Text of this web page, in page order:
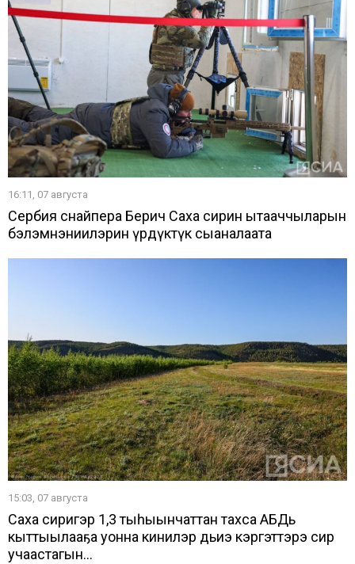
16:11, 07 августа
Сербия снайпера Берич Саха сирин ытааччыларын
бэлэмнэниилэрин үрдүктүк сыаналаата
15:03, 07 августа
Саха сиригэр 1,3 тыһыынчаттан тахса АБДь
кыттыылааҕа уонна кинилэр дьиэ кэргэттэрэ сир
учаастагын...